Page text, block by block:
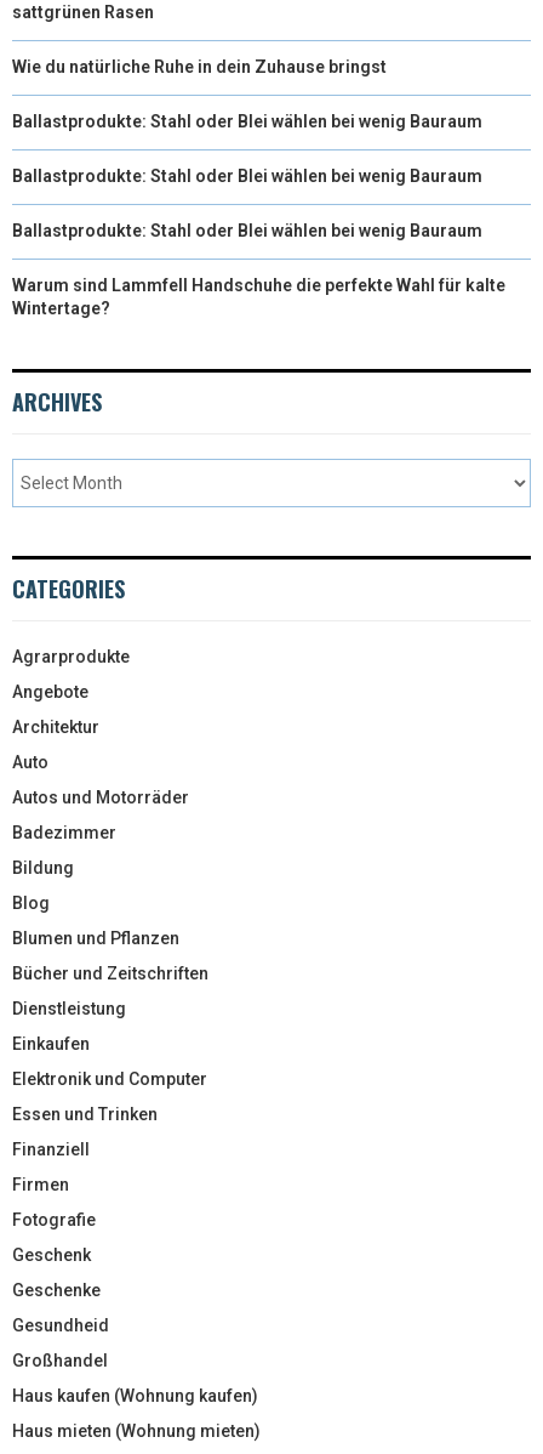
sattgrünen Rasen
Wie du natürliche Ruhe in dein Zuhause bringst
Ballastprodukte: Stahl oder Blei wählen bei wenig Bauraum
Ballastprodukte: Stahl oder Blei wählen bei wenig Bauraum
Ballastprodukte: Stahl oder Blei wählen bei wenig Bauraum
Warum sind Lammfell Handschuhe die perfekte Wahl für kalte
Wintertage?
ARCHIVES
CATEGORIES
Agrarprodukte
Angebote
Architektur
Auto
Autos und Motorräder
Badezimmer
Bildung
Blog
Blumen und Pflanzen
Bücher und Zeitschriften
Dienstleistung
Einkaufen
Elektronik und Computer
Essen und Trinken
Finanziell
Firmen
Fotografie
Geschenk
Geschenke
Gesundheid
Großhandel
Haus kaufen (Wohnung kaufen)
Haus mieten (Wohnung mieten)